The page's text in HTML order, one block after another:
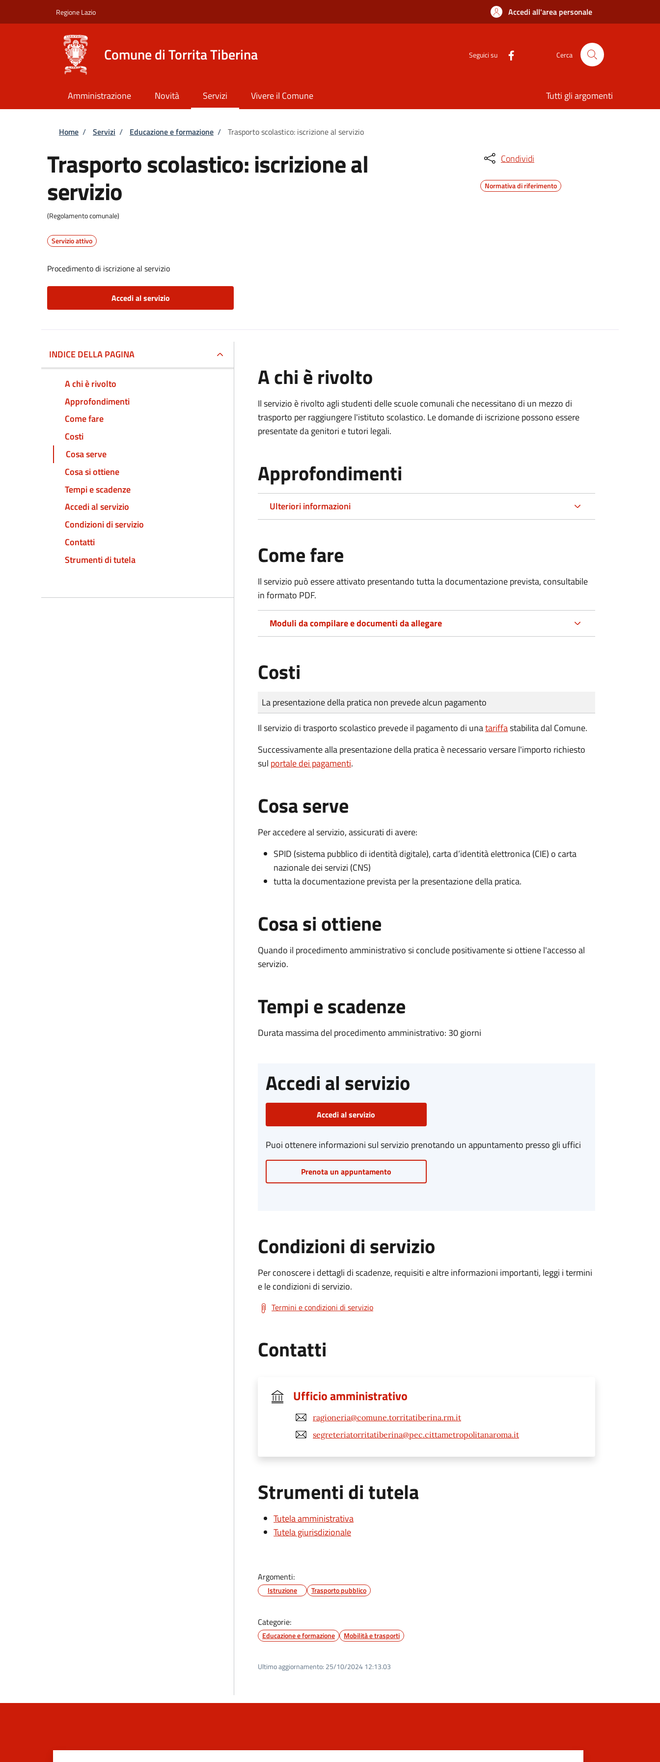
Regione Lazio Accedi all'area personale
Comune di Torrita Tiberina Seguici su Cerca
Amministrazione Novità Servizi Vivere il Comune Tutti gli argomenti
Briciole di pane
Home / Servizi / Educazione e formazione / Trasporto scolastico: iscrizione al servizio
Trasporto scolastico: iscrizione al
servizio
(Regolamento comunale)
Servizio attivo
Procedimento di iscrizione al servizio
Accedi al servizio
Condividi
Normativa di riferimento
INDICE DELLA PAGINA
A chi è rivolto
Approfondimenti
Come fare
Costi
Cosa serve
Cosa si ottiene
Tempi e scadenze
Accedi al servizio
Condizioni di servizio
Contatti
Strumenti di tutela
A chi è rivolto
Il servizio è rivolto agli studenti delle scuole comunali che necessitano di un mezzo di
trasporto per raggiungere l'istituto scolastico. Le domande di iscrizione possono essere
presentate da genitori e tutori legali.
Approfondimenti
Ulteriori informazioni
Come fare
Il servizio può essere attivato presentando tutta la documentazione prevista, consultabile
in formato PDF.
Moduli da compilare e documenti da allegare
Costi
Tipo di pagamento
Importo
La presentazione della pratica non prevede alcun pagamento
Il servizio di trasporto scolastico prevede il pagamento di unatariffastabilita dal Comune.
Successivamente alla presentazione della pratica è necessario versare l'importo richiesto
sul portale dei pagamenti.
Cosa serve
Per accedere al servizio, assicurati di avere:
SPID (sistema pubblico di identità digitale), carta d’identità elettronica (CIE) o carta
nazionale dei servizi (CNS)
tutta la documentazione prevista per la presentazione della pratica.
Cosa si ottiene
Quando il procedimento amministrativo si conclude positivamente si ottiene l'accesso al
servizio.
Tempi e scadenze
Durata massima del procedimento amministrativo: 30 giorni
Accedi al servizio
Accedi al servizio
Puoi ottenere informazioni sul servizio prenotando un appuntamento presso gli uffici
Prenota un appuntamento
Condizioni di servizio
Per conoscere i dettagli di scadenze, requisiti e altre informazioni importanti, leggi i termini
e le condizioni di servizio.
Termini e condizioni di servizio
Contatti
Ufficio amministrativo
ragioneria@comune.torritatiberina.rm.it
segreteriatorritatiberina@pec.cittametropolitanaroma.it
Strumenti di tutela
Tutela amministrativa
Tutela giurisdizionale
Argomenti:
Istruzione Trasporto pubblico
Categorie:
Educazione e formazione Mobilità e trasporti
Ultimo aggiornamento: 25/10/2024 12:13.03